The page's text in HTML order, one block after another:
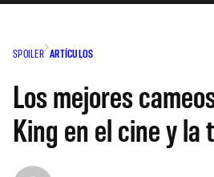
SPOILER ARTÍCULOS
Los mejores
King en el cine y la